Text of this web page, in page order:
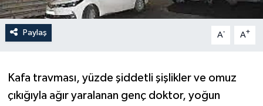
Paylaş A- A+
Kafa travması, yüzde şiddetli şişlikler ve omuz
çıkığıyla ağır yaralanan genç doktor, yoğun